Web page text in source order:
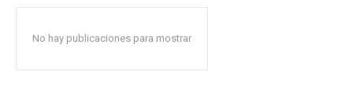
No hay publicaciones para mostrar